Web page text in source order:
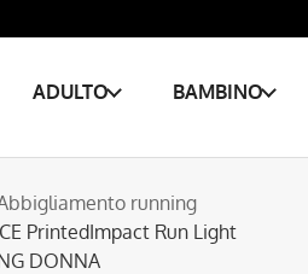
ADULTO BAMBINO
running
PrintedImpact Run Light
DONNA